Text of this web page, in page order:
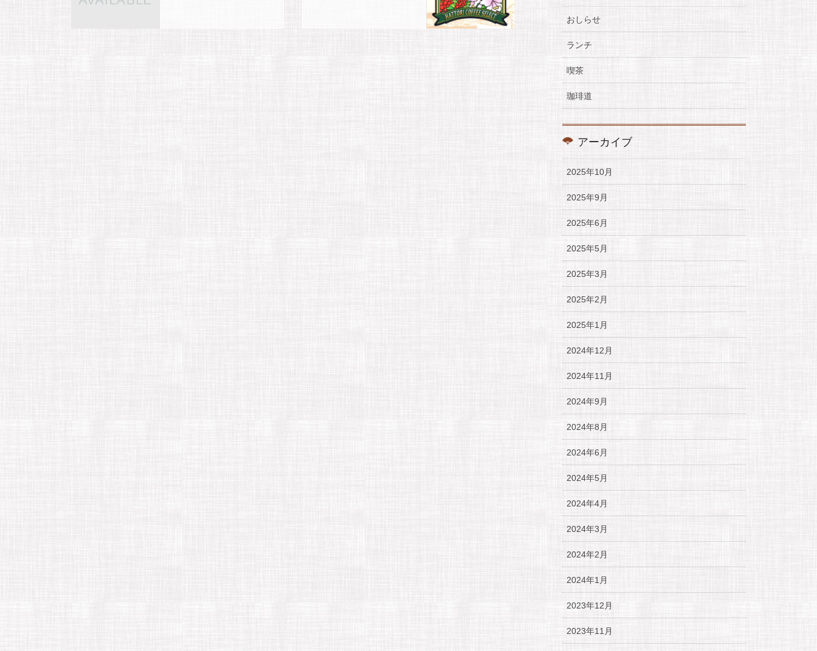
おしらせ
ランチ
喫茶
珈琲道
アーカイブ
2025年10月
2025年9月
2025年6月
2025年5月
2025年3月
2025年2月
2025年1月
2024年12月
2024年11月
2024年9月
2024年8月
2024年6月
2024年5月
2024年4月
2024年3月
2024年2月
2024年1月
2023年12月
2023年11月